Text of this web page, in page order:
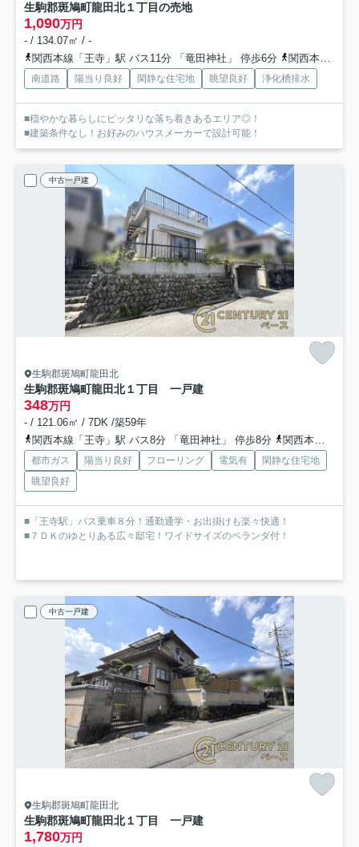
生駒郡斑鳩町龍田北１丁目の売地
1,090万円
- / 134.07㎡ / -
関西本線「王寺」駅 バス11分 「竜田神社」 停歩6分
関西本線「法隆寺」駅 徒歩25分
南道路 陽当り良好 閑静な住宅地 眺望良好 浄化槽排水
■穏やかな暮らしにピッタリな落ち着きあるエリア◎！
■建築条件なし！お好みのハウスメーカーで設計可能！
中古一戸建
生駒郡斑鳩町龍田北
生駒郡斑鳩町龍田北１丁目 一戸建
348万円
- / 121.06㎡ / 7DK /築59年
関西本線「王寺」駅 バス8分 「竜田神社」 停歩8分
関西本線「法隆寺」駅 徒歩28分
都市ガス 陽当り良好 フローリング 電気有
閑静な住宅地
眺望良好
■「王寺駅」バス乗車８分！通勤通学・お出掛けも楽々快適！
■７ＤＫのゆとりある広々邸宅！ワイドサイズのベランダ付！
中古一戸建
生駒郡斑鳩町龍田北
生駒郡斑鳩町龍田北１丁目 一戸建
1,780万円